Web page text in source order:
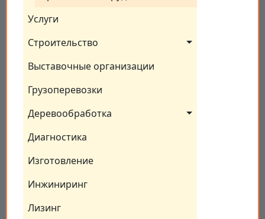
Услуги
Строительство
Выставочные организации
Грузоперевозки
Деревообработка
Диагностика
Изготовление
Инжиниринг
Лизинг